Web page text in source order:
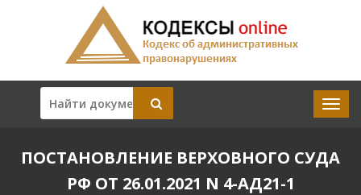
ПОСТАНОВЛЕНИЕ ВЕРХОВНОГО СУДА
РФ ОТ 26.01.2021 N 4-АД21-1